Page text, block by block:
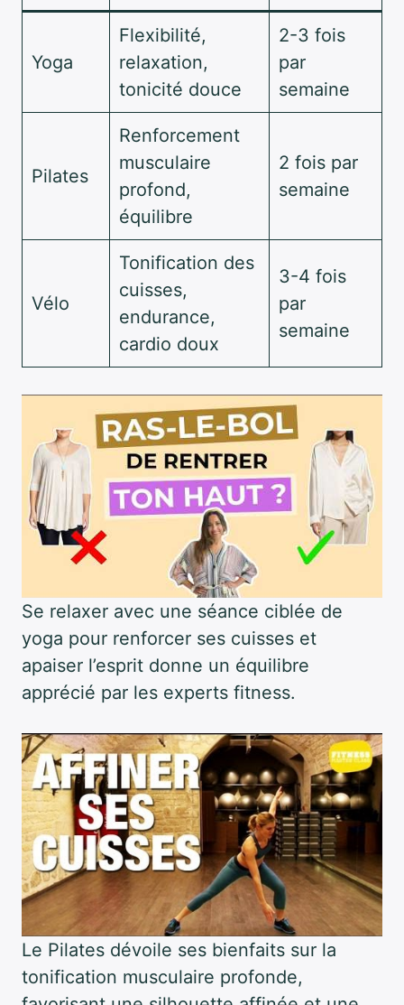
Yoga
Flexibilité,
relaxation,
tonicité douce
2-3 fois
par
semaine
Pilates
Renforcement
musculaire
profond,
équilibre
2 fois par
semaine
Vélo
Tonification des
cuisses,
endurance,
cardio doux
3-4 fois
par
semaine
Se relaxer avec une séance ciblée de
yoga pour renforcer ses cuisses et
apaiser l’esprit donne un équilibre
apprécié par les experts fitness.
Le Pilates dévoile ses bienfaits sur la
tonification musculaire profonde,